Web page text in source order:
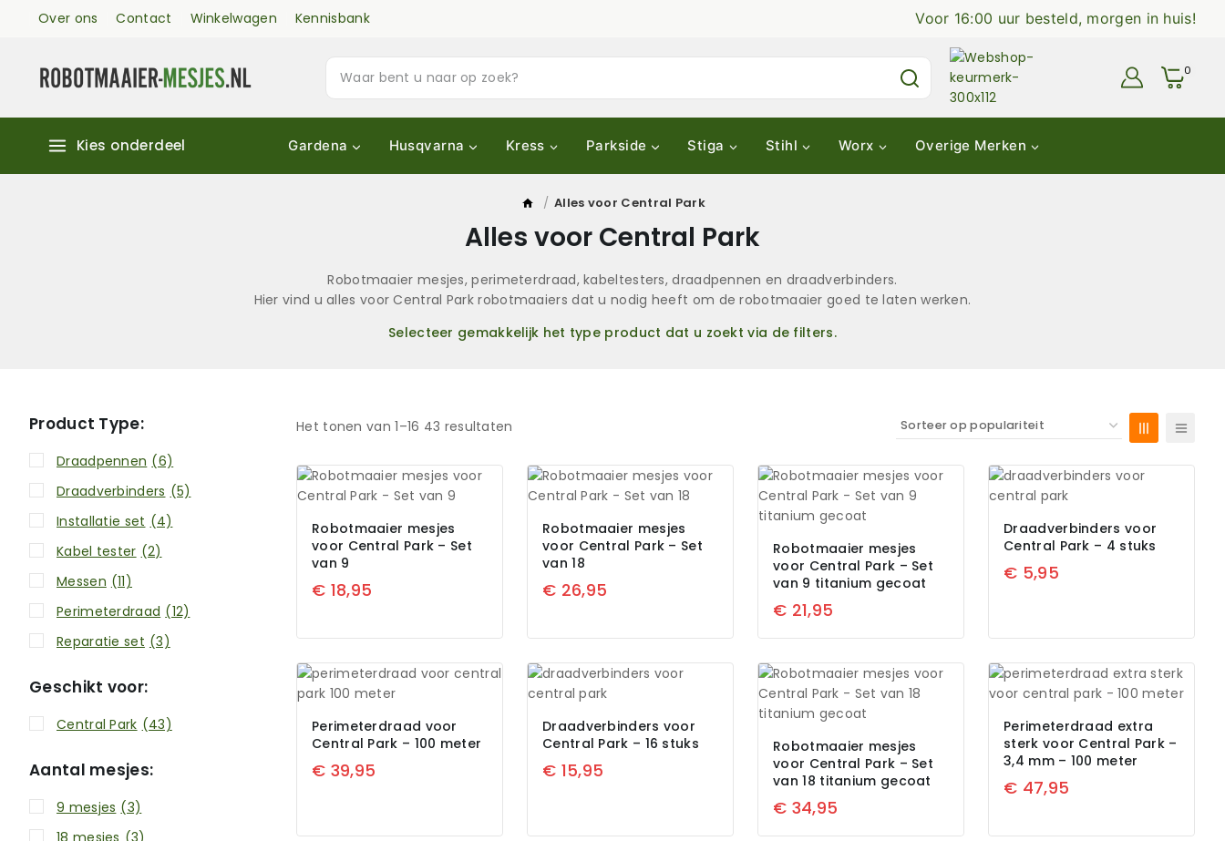
Over ons Contact Winkelwagen Kennisbank Voor 16:00 uur besteld, morgen in huis!
0
Kies onderdeel Gardena Husqvarna Kress Parkside Stiga Stihl Worx Overige Merken
/ Alles voor Central Park
Alles voor Central Park
Robotmaaier mesjes, perimeterdraad, kabeltesters, draadpennen en draadverbinders.
Hier vind u alles voor Central Park robotmaaiers dat u nodig heeft om de robotmaaier goed te laten werken.
Selecteer gemakkelijk het type product dat u zoekt via de filters.
Het tonen van 1–16 43 resultaten
Robotmaaier mesjes
voor Central Park – Set
van 9
€ 18,95
Robotmaaier mesjes
voor Central Park – Set
van 18
€ 26,95
Robotmaaier mesjes
voor Central Park – Set
van 9 titanium gecoat
€ 21,95
Draadverbinders voor
Central Park – 4 stuks
€ 5,95
Perimeterdraad voor
Central Park – 100 meter
€ 39,95
Draadverbinders voor
Central Park – 16 stuks
€ 15,95
Robotmaaier mesjes
voor Central Park – Set
van 18 titanium gecoat
€ 34,95
Perimeterdraad extra
sterk voor Central Park –
3,4 mm – 100 meter
€ 47,95
Product Type:
Draadpennen (6)
Draadverbinders (5)
Installatie set (4)
Kabel tester (2)
Messen (11)
Perimeterdraad (12)
Reparatie set (3)
Geschikt voor:
Central Park (43)
Aantal mesjes:
9 mesjes (3)